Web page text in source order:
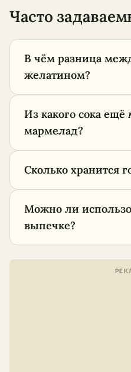
Часто
В чём разница
желатином?
Из какого сока
мармелад?
Сколько хранится
Можно ли
выпечке?